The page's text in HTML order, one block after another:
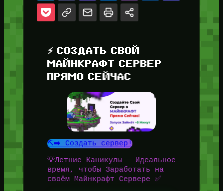
⚡ СОЗДАТЬ СВОЙ
МАЙНКРАФТ СЕРВЕР
ПРЯМО СЕЙЧАС
⛏️➡️ Создать сервер!
💡Летние Каникулы — Идеальное
время, чтобы Заработать на
своём Майнкрафт Сервере ✅